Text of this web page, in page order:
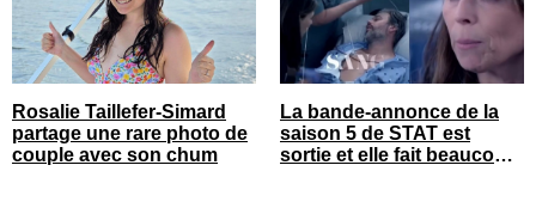
Rosalie Taillefer-Simard
partage une rare photo de
couple avec son chum
La bande-annonce de la
saison 5 de STAT est
sortie et elle fait beaucoup